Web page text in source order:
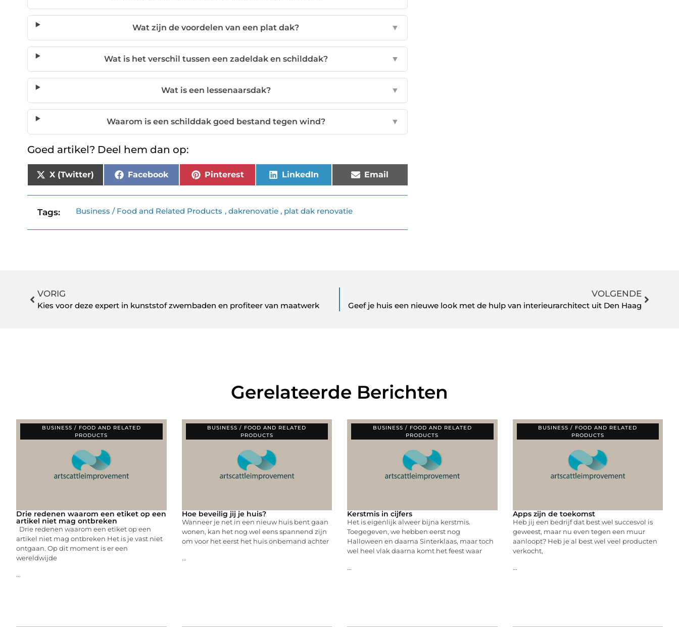
Wat zijn de voordelen van een plat dak? ▼
Wat is het verschil tussen een zadeldak en schilddak? ▼
Wat is een lessenaarsdak? ▼
Waarom is een schilddak goed bestand tegen wind? ▼
Goed artikel? Deel hem dan op:
X (Twitter) Facebook Pinterest LinkedIn Email
Tags: Business / Food and Related Products ,dakrenovatie , plat dak renovatie
VORIG
Kies voor deze expert in kunststof zwembaden en profiteer van maatwerk
VOLGENDE
Geef je huis een nieuwe look met de hulp van interieurarchitect uit Den Haag
Gerelateerde Berichten
BUSINESS / FOOD AND RELATED
PRODUCTS
Drie redenen waarom een etiket op een
artikel niet mag ontbreken
Drie redenen waarom een etiket op een
artikel niet mag ontbreken Het is je vast niet
ontgaan. Op dit moment is er een
wereldwijde
...
BUSINESS / FOOD AND RELATED
PRODUCTS
Hoe beveilig jij je huis?
Wanneer je net in een nieuw huis bent gaan
wonen, kan het nog wel eens spannend zijn
om voor het eerst het huis onbemand achter
...
BUSINESS / FOOD AND RELATED
PRODUCTS
Kerstmis in cijfers
Het is eigenlijk alweer bijna kerstmis.
Toegegeven, we hebben eerst nog
Halloween en daarna Sinterklaas, maar toch
wel heel vlak daarna komt het feest waar
...
BUSINESS / FOOD AND RELATED
PRODUCTS
Apps zijn de toekomst
Heb jij een bedrijf dat best wel succesvol is
geweest, maar nu even tegen een muur
aanloopt? Heb je al best wel veel producten
verkocht,
...